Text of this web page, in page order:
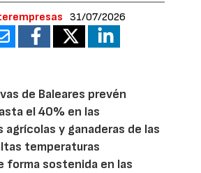
31/07/2026
de Baleares prevén
el 40% en las
y ganaderas de las
temperaturas
forma sostenida en las